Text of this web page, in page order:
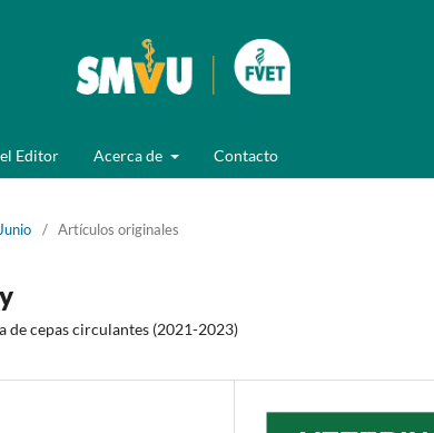
Editor Acerca de Contacto
/ Artículos originales
cepas circulantes (2021-2023)